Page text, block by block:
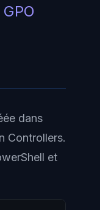
dans
Controllers.
et